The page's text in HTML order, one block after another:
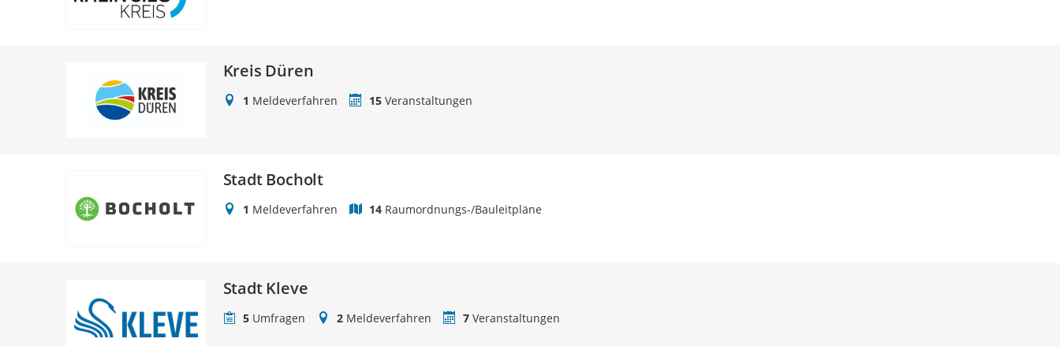
Kreis Düren
1 Meldeverfahren 15 Veranstaltungen
Stadt Bocholt
1 Meldeverfahren 14 Raumordnungs-/Bauleitpläne
Stadt Kleve
5 Umfragen 2 Meldeverfahren 7 Veranstaltungen